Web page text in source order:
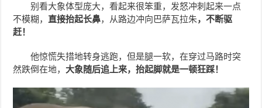
别看大象体型庞大，看起来很笨重，发怒冲刺起来一点
不模糊， 直接抬起长鼻，从路边冲向巴萨瓦拉朱，不断驱
赶！
他惊慌失措地转身逃跑，但是腿一软，在穿过马路时突
然跌倒在地， 大象随后追上来，抬起脚就是一顿狂踩！